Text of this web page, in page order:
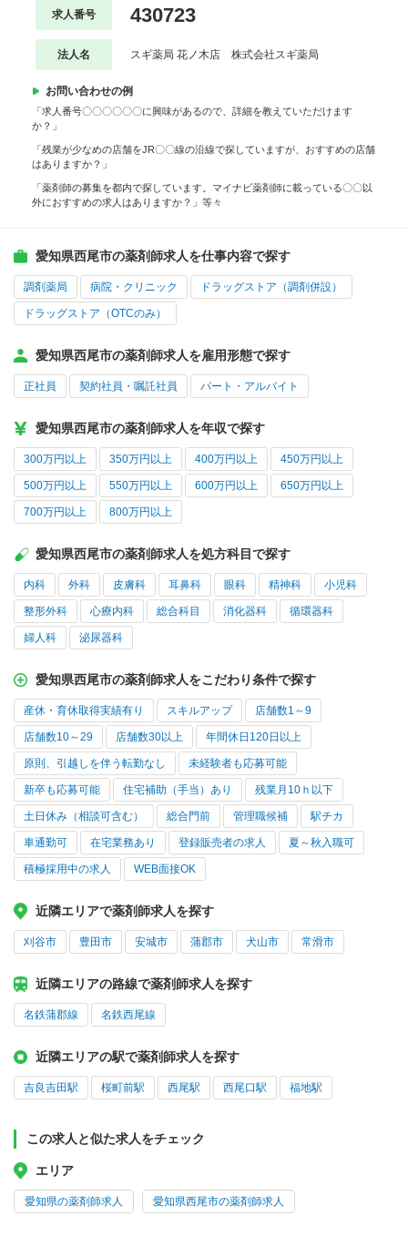
求人番号 430723
法人名 スギ薬局 花ノ木店 株式会社スギ薬局
お問い合わせの例
「求人番号〇〇〇〇〇〇に興味があるので、詳細を教えていただけます
か？」
「残業が少なめの店舗をJR〇〇線の沿線で探していますが、おすすめの店舗
はありますか？」
「薬剤師の募集を都内で探しています。マイナビ薬剤師に載っている〇〇以
外におすすめの求人はありますか？」等々
愛知県西尾市の薬剤師求人を仕事内容で探す
調剤薬局 病院・クリニック ドラッグストア（調剤併設）
ドラッグストア（OTCのみ）
愛知県西尾市の薬剤師求人を雇用形態で探す
正社員 契約社員・嘱託社員 パート・アルバイト
愛知県西尾市の薬剤師求人を年収で探す
300万円以上 350万円以上 400万円以上 450万円以上
500万円以上 550万円以上 600万円以上 650万円以上
700万円以上 800万円以上
愛知県西尾市の薬剤師求人を処方科目で探す
内科 外科 皮膚科 耳鼻科 眼科 精神科 小児科
整形外科 心療内科 総合科目 消化器科 循環器科
婦人科 泌尿器科
愛知県西尾市の薬剤師求人をこだわり条件で探す
産休・育休取得実績有り スキルアップ 店舗数1～9
店舗数10～29 店舗数30以上 年間休日120日以上
原則、引越しを伴う転勤なし 未経験者も応募可能
新卒も応募可能 住宅補助（手当）あり 残業月10ｈ以下
土日休み（相談可含む） 総合門前 管理職候補 駅チカ
車通勤可 在宅業務あり 登録販売者の求人 夏～秋入職可
積極採用中の求人 WEB面接OK
近隣エリアで薬剤師求人を探す
刈谷市 豊田市 安城市 蒲郡市 犬山市 常滑市
近隣エリアの路線で薬剤師求人を探す
名鉄蒲郡線 名鉄西尾線
近隣エリアの駅で薬剤師求人を探す
吉良吉田駅 桜町前駅 西尾駅 西尾口駅 福地駅
この求人と似た求人をチェック
エリア
愛知県の薬剤師求人 愛知県西尾市の薬剤師求人